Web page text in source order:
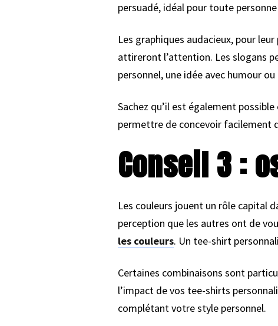
persuadé, idéal pour toute
Les graphiques audacieux, pour
attireront l’attention. Les slogans
personnel, une idée avec humour
Sachez qu’il est également
permettre de concevoir facilement
Conseil 3 :
Les couleurs jouent un rôle capital
perception que les autres ont de
les couleurs. Un tee-shirt
Certaines combinaisons sont
l’impact de vos tee-shirts
complétant votre style personnel.